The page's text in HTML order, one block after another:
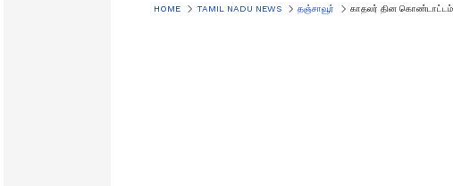
HOME TAMIL NADU NEWS தஞ்சாவூர் காதலர் தின கொண்டாட்டம்;